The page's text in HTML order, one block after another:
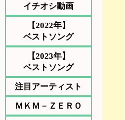
イチオシ動画
【2022年】
ベストソング
【2023年】
ベストソング
注目アーティスト
ＭＫＭ－ＺＥＲＯ